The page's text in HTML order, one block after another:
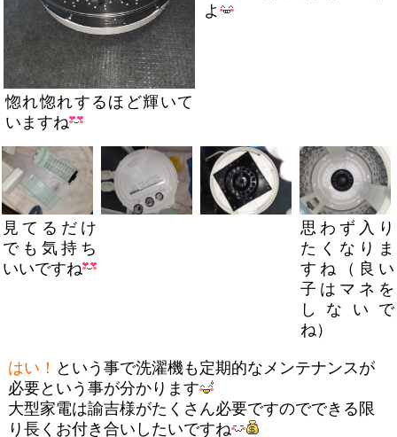
惚れ惚れするほど輝いて
いますね
よ
見てるだけ
でも気持ち
いいですね
思わず入り
たくなりま
すね（良い
子はマネを
しないで
ね）
はい！ という事で洗濯機も定期的なメンテナンスが
必要という事が分かります
大型家電は諭吉様がたくさん必要ですのでできる限
り長くお付き合いしたいですね